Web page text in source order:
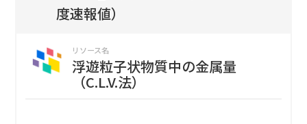
度速報値）
リソース名
浮遊粒子状物質中の金属量
（C.L.V.法）